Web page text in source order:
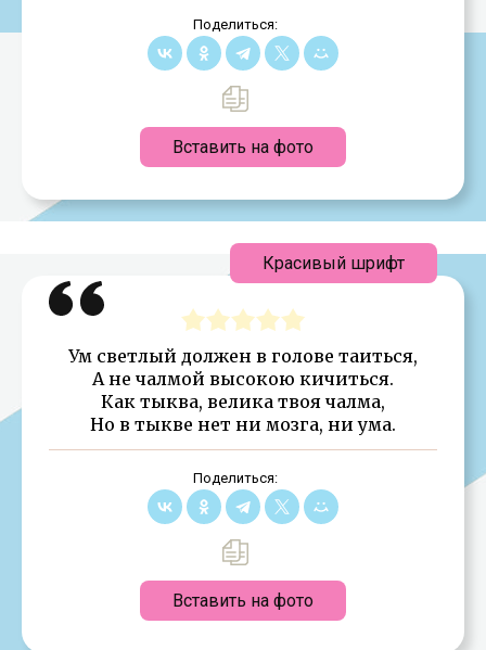
Поделиться:
Вставить на фото
Ум светлый должен в голове таиться,
А не чалмой высокою кичиться.
Как тыква, велика твоя чалма,
Но в тыкве нет ни мозга, ни ума.
Поделиться:
Вставить на фото
Красивый шрифт